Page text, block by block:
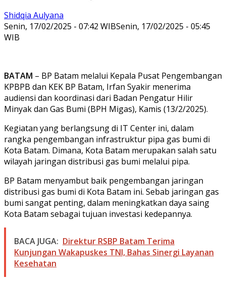
Shidqia Aulyana
Senin, 17/02/2025 - 07:42 WIBSenin, 17/02/2025 - 05:45
WIB
BATAM – BP Batam melalui Kepala Pusat Pengembangan
KPBPB dan KEK BP Batam, Irfan Syakir menerima
audiensi dan koordinasi dari Badan Pengatur Hilir
Minyak dan Gas Bumi (BPH Migas), Kamis (13/2/2025).
Kegiatan yang berlangsung di IT Center ini, dalam
rangka pengembangan infrastruktur pipa gas bumi di
Kota Batam. Dimana, Kota Batam merupakan salah satu
wilayah jaringan distribusi gas bumi melalui pipa.
BP Batam menyambut baik pengembangan jaringan
distribusi gas bumi di Kota Batam ini. Sebab jaringan gas
bumi sangat penting, dalam meningkatkan daya saing
Kota Batam sebagai tujuan investasi kedepannya.
BACA JUGA: Direktur RSBP Batam Terima
Kunjungan Wakapuskes TNI, Bahas Sinergi Layanan
Kesehatan